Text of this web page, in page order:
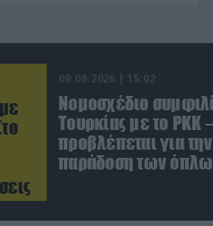
09.08.2026 | 15:02
Νομοσχέδιο
Τουρκίας με το ΡΚΚ
προβλέπεται για την
παράδοση των